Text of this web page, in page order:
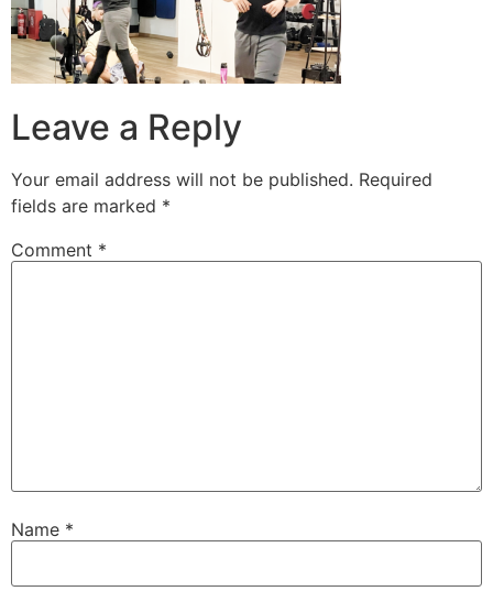
Leave a Reply
Your email address will not be published. Required
fields are marked *
Comment *
Name *